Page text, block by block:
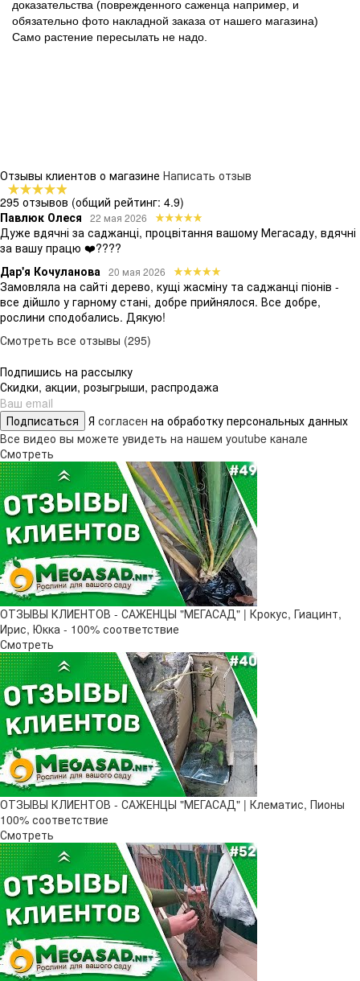
доказательства (поврежденного саженца например, и
обязательно фото накладной заказа от нашего магазина)
Само растение пересылать не надо.
Отзывы клиентов о магазине Написать отзыв
295 отзывов (общий рейтинг: 4.9)
Павлюк Олеся
22 мая 2026
Дуже вдячні за саджанці, процвітання вашому Мегасаду, вдячні
за вашу працю ❤️????
Дар'я Кочуланова 20 мая 2026
Замовляла на сайті дерево, кущі жасміну та саджанці піонів -
все дійшло у гарному стані, добре прийнялося. Все добре,
рослини сподобались. Дякую!
Смотреть все отзывы (295)
Подпишись на рассылку
Скидки, акции, розыгрыши, распродажа
Подписаться Я согласен на обработку персональных данных
Все видео вы можете увидеть на нашем youtube канале
Смотреть
ОТЗЫВЫ КЛИЕНТОВ - САЖЕНЦЫ "МЕГАСАД" | Крокус, Гиацинт,
Ирис, Юкка - 100% соответствие
Смотреть
ОТЗЫВЫ КЛИЕНТОВ - САЖЕНЦЫ "МЕГАСАД" | Клематис, Пионы
100% соответствие
Смотреть